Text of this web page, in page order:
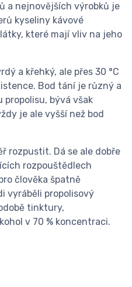
a nejnovějších výrobků je
kyseliny kávové
které mají vliv na jeho
a křehký, ale přes 30 °C
Bod tání je různý a
bývá však
je ale vyšší než bod
rozpustit. Dá se ale dobře
rozpouštědlech
člověka špatně
vyráběli propolisový
tinktury,
v 70 % koncentraci.